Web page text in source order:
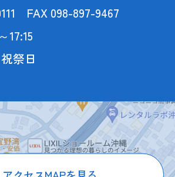
FAX 098-897-9467
17:15
祭日